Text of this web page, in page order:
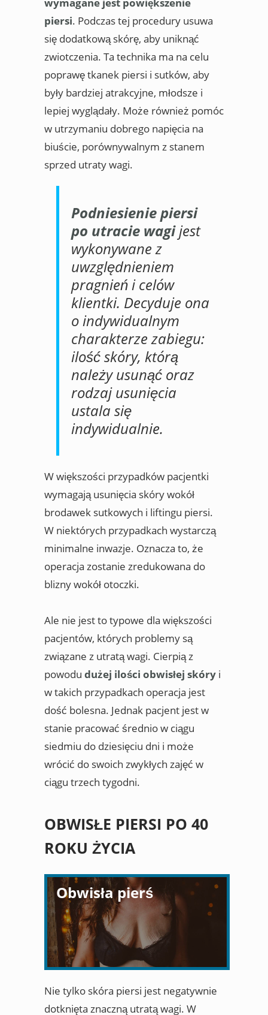
piersi. Podczas tej procedury usuwa
się dodatkową skórę, aby uniknąć
zwiotczenia. Ta technika ma na celu
poprawę tkanek piersi i sutków, aby
były bardziej atrakcyjne, młodsze i
lepiej wyglądały. Może również pomóc
w utrzymaniu dobrego napięcia na
biuście, porównywalnym z stanem
sprzed utraty wagi.
Podniesienie piersi
po utracie wagijest
wykonywane z
uwzględnieniem
pragnień i celów
klientki. Decyduje ona
o indywidualnym
charakterze zabiegu:
ilość skóry, którą
należy usunąć oraz
rodzaj usunięcia
ustala się
indywidualnie.
W większości przypadków pacjentki
wymagają usunięcia skóry wokół
brodawek sutkowych i liftingu piersi.
W niektórych przypadkach wystarczą
minimalne inwazje. Oznacza to, że
operacja zostanie zredukowana do
blizny wokół otoczki.
Ale nie jest to typowe dla większości
pacjentów, których problemy są
związane z utratą wagi. Cierpią z
powodu dużej ilości obwisłej skóry i
w takich przypadkach operacja jest
dość bolesna. Jednak pacjent jest w
stanie pracować średnio w ciągu
siedmiu do dziesięciu dni i może
wrócić do swoich zwykłych zajęć w
ciągu trzech tygodni.
OBWISŁE PIERSI PO 40
ROKU ŻYCIA
Obwisła pierś
Nie tylko skóra piersi jest negatywnie
dotknięta znaczną utratą wagi. W